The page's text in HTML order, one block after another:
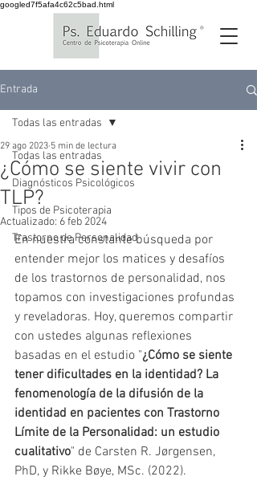
googled7f5afa4c62c5bad.html
Entrada
Todas las entradas
Diagnósticos Psicológicos
Tipos de Psicoterapia
Trastorno de Personalidad
Todas las entradas
¿Cómo se siente vivir con
TLP?
29 ago 2023 5 min de lectura
Actualizado: 6 feb 2024
En nuestra constante búsqueda por
entender mejor los matices y desafíos
de los trastornos de personalidad, nos
topamos con investigaciones profundas
y reveladoras. Hoy, queremos compartir
con ustedes algunas reflexiones
basadas en el estudio "¿Cómo se siente
tener dificultades en la identidad? La
fenomenología de la difusión de la
identidad en pacientes con Trastorno
Límite de la Personalidad: un estudio
cualitativo" de Carsten R. Jørgensen,
PhD, y Rikke Bøye, MSc. (2022).